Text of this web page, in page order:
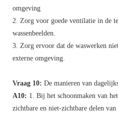
omgeving
2. Zorg voor goede ventilatie in de
wassenbeelden.
3. Zorg ervoor dat de waswerken
externe omgeving.
Vraag 10: De manieren van
A10: 1. Bij het schoonmaken van
zichtbare en niet-zichtbare delen van